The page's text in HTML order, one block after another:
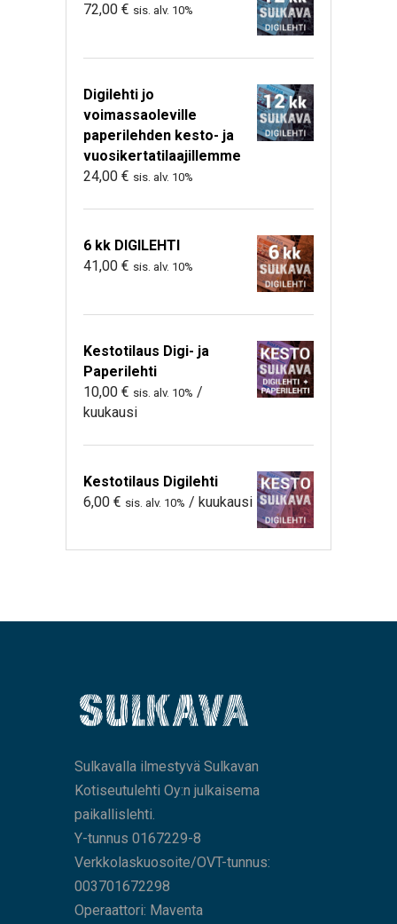
72,00 € sis. alv. 10%
Digilehti jo
voimassaoleville
paperilehden kesto- ja
vuosikertatilaajillemme
24,00 € sis. alv. 10%
6 kk DIGILEHTI
41,00 € sis. alv. 10%
Kestotilaus Digi- ja
Paperilehti
10,00 € sis. alv. 10% /
kuukausi
Kestotilaus Digilehti
6,00 € sis. alv. 10% / kuukausi
Sulkavalla ilmestyvä Sulkavan
Kotiseutulehti Oy:n julkaisema
paikallislehti.
Y-tunnus 0167229-8
Verkkolaskuosoite/OVT-tunnus:
003701672298
Operaattori: Maventa